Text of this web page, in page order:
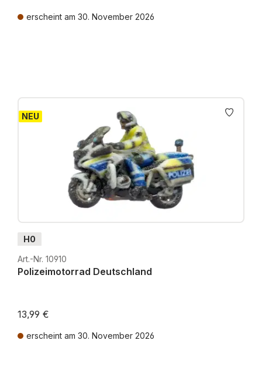
erscheint am 30. November 2026
NEU
H0
Art.-Nr. 10910
Polizeimotorrad Deutschland
13,99 €
erscheint am 30. November 2026